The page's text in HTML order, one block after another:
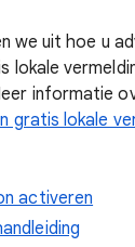
we uit hoe u
lokale
informatie
gratis lokale
activeren